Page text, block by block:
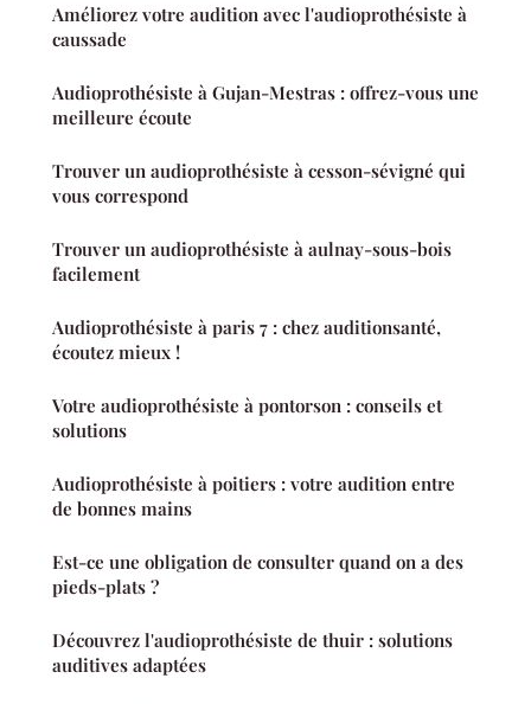
Améliorez votre audition avec l'audioprothésiste à
caussade
Audioprothésiste à Gujan-Mestras : offrez-vous une
meilleure écoute
Trouver un audioprothésiste à cesson-sévigné qui
vous correspond
Trouver un audioprothésiste à aulnay-sous-bois
facilement
Audioprothésiste à paris 7 : chez auditionsanté,
écoutez mieux !
Votre audioprothésiste à pontorson : conseils et
solutions
Audioprothésiste à poitiers : votre audition entre
de bonnes mains
Est-ce une obligation de consulter quand on a des
pieds-plats ?
Découvrez l'audioprothésiste de thuir : solutions
auditives adaptées